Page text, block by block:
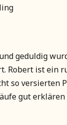
geduldig
Robert ist ein
so versierten
gut erklären